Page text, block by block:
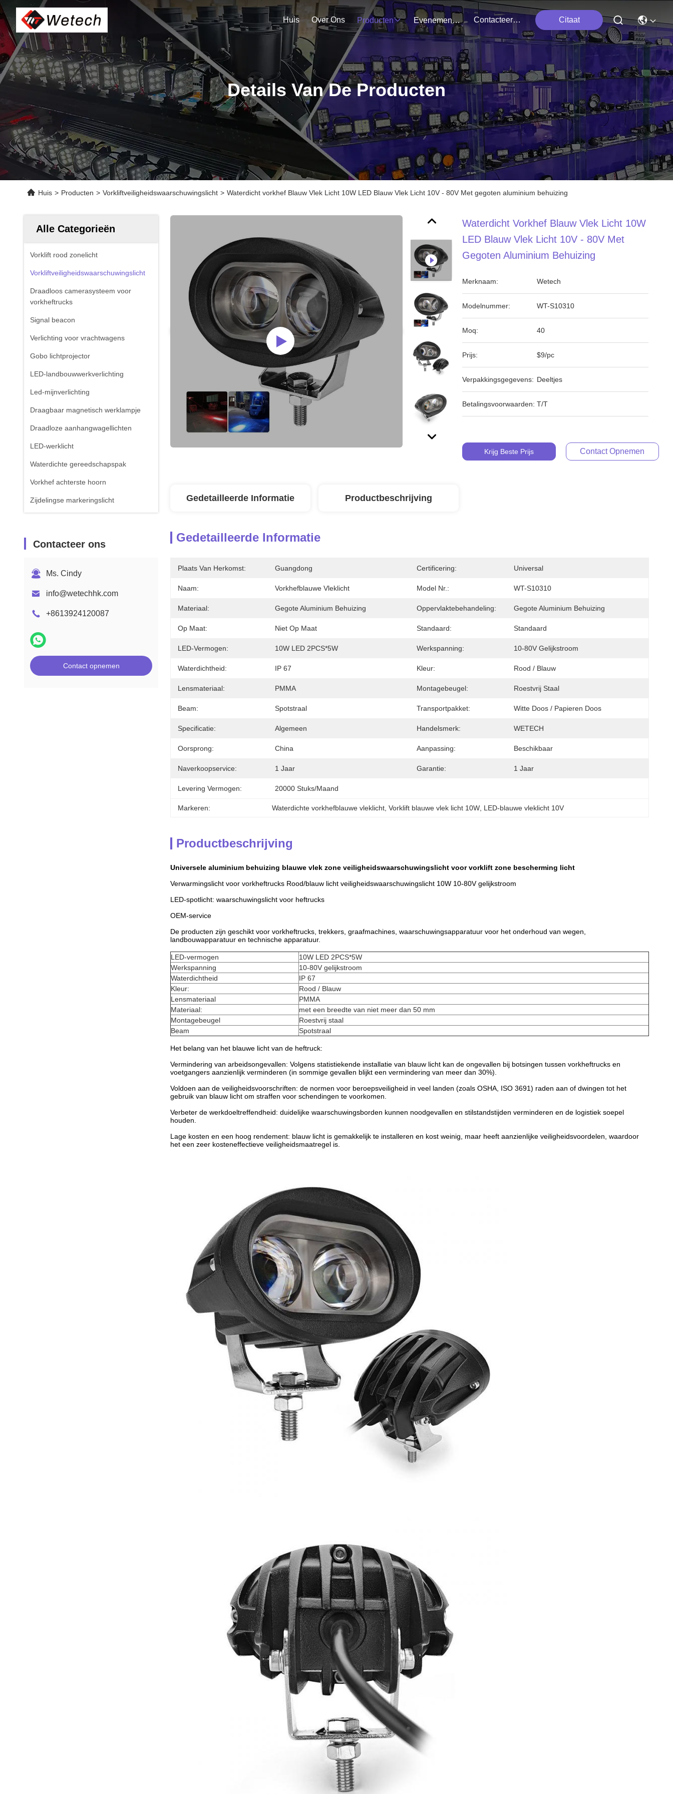
Huis Over Ons Producten Evenementen Contacteer Ons Citaat
Details Van De Producten
Huis > Producten > Vorkliftveiligheidswaarschuwingslicht > Waterdicht vorkhef Blauw Vlek Licht 10W LED Blauw Vlek Licht 10V - 80V Met gegoten aluminium behuizing
Alle Categorieën
Vorklift rood zonelicht
Vorkliftveiligheidswaarschuwingslicht
Draadloos camerasysteem voor
vorkheftrucks
Signal beacon
Verlichting voor vrachtwagens
Gobo lichtprojector
LED-landbouwwerkverlichting
Led-mijnverlichting
Draagbaar magnetisch werklampje
Draadloze aanhangwagellichten
LED-werklicht
Waterdichte gereedschapspak
Vorkhef achterste hoorn
Zijdelingse markeringslicht
Contacteer ons
Ms. Cindy
info@wetechhk.com
+8613924120087
Contact opnemen
Waterdicht Vorkhef Blauw Vlek Licht 10W
LED Blauw Vlek Licht 10V - 80V Met
Gegoten Aluminium Behuizing
Merknaam: Wetech
Modelnummer: WT-S10310
Moq: 40
Prijs: $9/pc
Verpakkingsgegevens: Deeltjes
Betalingsvoorwaarden: T/T
Krijg Beste Prijs Contact Opnemen
Gedetailleerde Informatie Productbeschrijving
Gedetailleerde Informatie
Plaats Van Herkomst: Guangdong Certificering: Universal
Naam: Vorkhefblauwe Vleklicht Model Nr.: WT-S10310
Materiaal: Gegote Aluminium Behuizing Oppervlaktebehandeling: Gegote Aluminium Behuizing
Op Maat: Niet Op Maat Standaard: Standaard
LED-Vermogen: 10W LED 2PCS*5W Werkspanning: 10-80V Gelijkstroom
Waterdichtheid: IP 67 Kleur: Rood / Blauw
Lensmateriaal: PMMA Montagebeugel: Roestvrij Staal
Beam: Spotstraal Transportpakket: Witte Doos / Papieren Doos
Specificatie: Algemeen Handelsmerk: WETECH
Oorsprong: China Aanpassing: Beschikbaar
Naverkoopservice: 1 Jaar Garantie: 1 Jaar
Levering Vermogen: 20000 Stuks/maand
Markeren: Waterdichte vorkhefblauwe vleklicht , Vorklift blauwe vlek licht 10W LED-blauwe vleklicht 10V
Productbeschrijving
Universele aluminium behuizing blauwe vlek zone veiligheidswaarschuwingslicht voor vorklift zone bescherming licht
Verwarmingslicht voor vorkheftrucks Rood/blauw licht veiligheidswaarschuwingslicht 10W 10-80V gelijkstroom
LED-spotlicht: waarschuwingslicht voor heftrucks
OEM-service
De producten zijn geschikt voor vorkheftrucks, trekkers, graafmachines, waarschuwingsapparatuur voor het onderhoud van wegen,
landbouwapparatuur en technische apparatuur.
LED-vermogen
10W LED 2PCS*5W
Werkspanning
10-80V gelijkstroom
Waterdichtheid
IP 67
Kleur:
Rood / Blauw
Lensmateriaal
PMMA
Materiaal:
met een breedte van niet meer dan 50 mm
Montagebeugel
Roestvrij staal
Beam
Spotstraal
Het belang van het blauwe licht van de heftruck:
Vermindering van arbeidsongevallen: Volgens statistiekende installatie van blauw licht kan de ongevallen bij botsingen tussen vorkheftrucks en
voetgangers aanzienlijk verminderen (in sommige gevallen blijkt een vermindering van meer dan 30%).
Voldoen aan de veiligheidsvoorschriften: de normen voor beroepsveiligheid in veel landen (zoals OSHA, ISO 3691) raden aan of dwingen tot het
gebruik van blauw licht om straffen voor schendingen te voorkomen.
Verbeter de werkdoeltreffendheid: duidelijke waarschuwingsborden kunnen noodgevallen en stilstandstijden verminderen en de logistiek soepel
houden.
Lage kosten en een hoog rendement: blauw licht is gemakkelijk te installeren en kost weinig, maar heeft aanzienlijke veiligheidsvoordelen, waardoor
het een zeer kosteneffectieve veiligheidsmaatregel is.